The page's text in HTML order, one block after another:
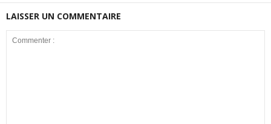
LAISSER UN COMMENTAIRE